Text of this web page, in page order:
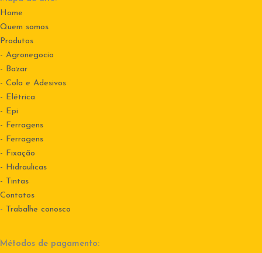
Home
Quem somos
Produtos
- Agronegocio
- Bazar
- Cola e Adesivos
- Elétrica
- Epi
- Ferragens
- Ferragens
- Fixação
- Hidraulicas
- Tintas
Contatos
- Trabalhe conosco
Métodos de pagamento: